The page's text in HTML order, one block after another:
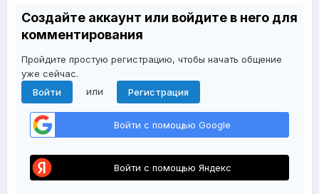
Создайте аккаунт или войдите в него для
комментирования
Пройдите простую регистрацию, чтобы начать общение
уже сейчас.
Войти
или Регистрация
Войти с помощью Google
Войти с помощью Яндекс